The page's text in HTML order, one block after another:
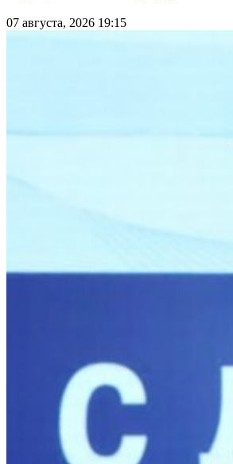
07 августа, 2026 19:15